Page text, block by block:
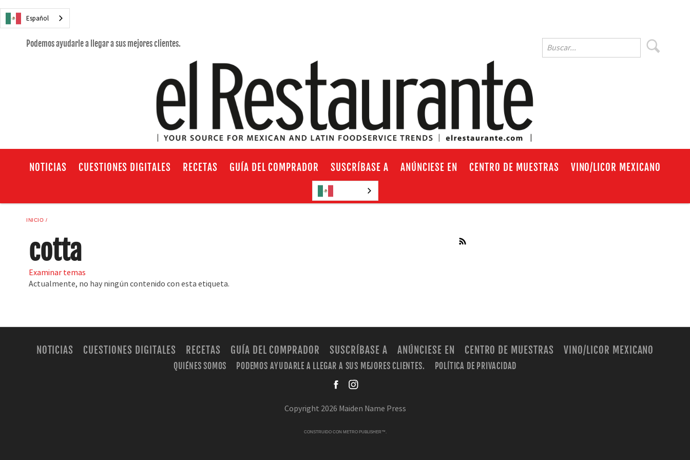
Español
Podemos ayudarle a llegar a sus mejores clientes.
NOTICIAS CUESTIONES DIGITALES RECETAS GUÍA DEL COMPRADOR SUSCRÍBASE A ANÚNCIESE EN CENTRO DE MUESTRAS VINO/LICOR MEXICANO
INICIO
cotta
Examinar temas
Actualmente, no hay ningún contenido con esta etiqueta.
NOTICIAS CUESTIONES DIGITALES RECETAS GUÍA DEL COMPRADOR SUSCRÍBASE A ANÚNCIESE EN CENTRO DE MUESTRAS VINO/LICOR MEXICANO
QUIÉNES SOMOS PODEMOS AYUDARLE A LLEGAR A SUS MEJORES CLIENTES.
POLÍTICA DE PRIVACIDAD
Copyright 2026 Maiden Name Press
CONSTRUIDO CON METRO PUBLISHER™.